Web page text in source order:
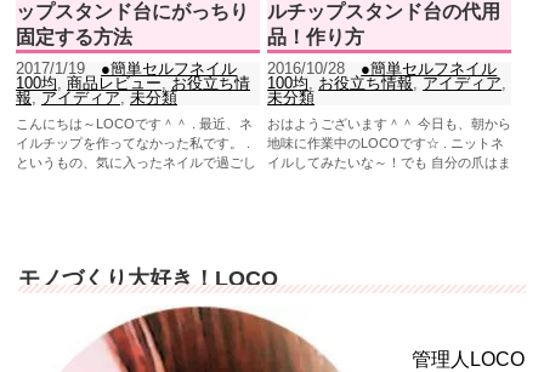
ップスタンド台にがっちり
固定する方法
2017/1/19
●簡単セルフネイル
100均, 商品レビュー, お役立ち情
報, アイディア, 未分類
こんにちは～LOCOです＾＾ . 最近、ネ
イルチップを作ってなかった私です。 .
というもの、気に入ったネイルで過ごし
ルチップスタンド台の代用
品！作り方
2016/10/28
●簡単セルフネイル
100均, お役立ち情報, アイディア,
未分類
おはようございます＾＾ 今日も、朝から
地味に作業中のLOCOです☆ . ニットネ
イルしてみたいな～！でも 自分の爪はま
モノづくり大好き！LOCO
管理人LOCO